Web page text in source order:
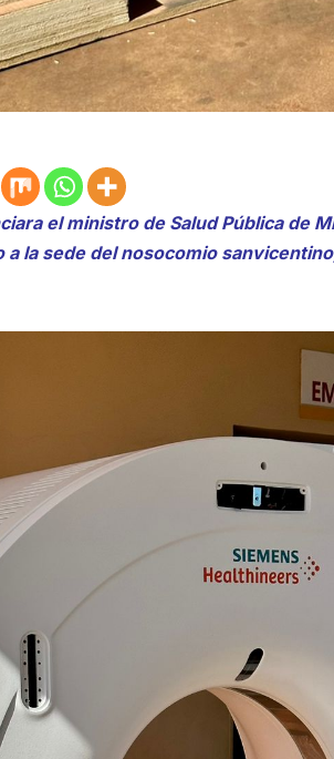
el ministro de Salud Pública de
la sede del nosocomio